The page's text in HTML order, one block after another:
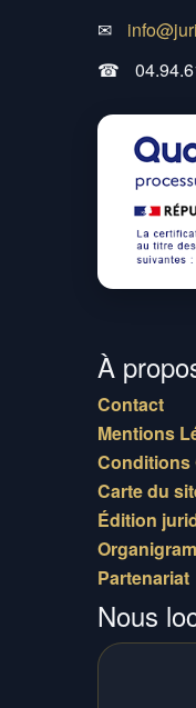
✉
☎
À
Contact
Mentions
Conditions
Carte du
Édition
Partenariat
Nous